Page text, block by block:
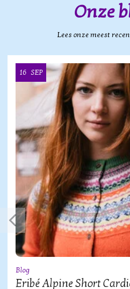
Onze
Lees onze meest
16 SEP
Blog
Eribé Alpine Short